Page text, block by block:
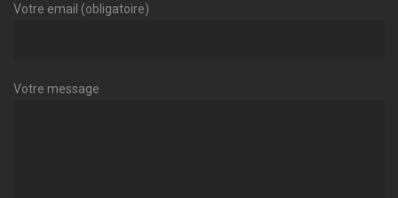
Votre email (obligatoire)
Votre message